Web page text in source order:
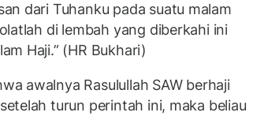
dari Tuhanku pada suatu malam
di lembah yang diberkahi ini
Haji.” (HR Bukhari)
awalnya Rasulullah SAW berhaji
turun perintah ini, maka beliau